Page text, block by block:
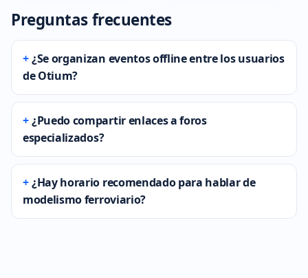
Preguntas frecuentes
¿Se organizan eventos offline entre los usuarios
de Otium?
¿Puedo compartir enlaces a foros
especializados?
¿Hay horario recomendado para hablar de
modelismo ferroviario?